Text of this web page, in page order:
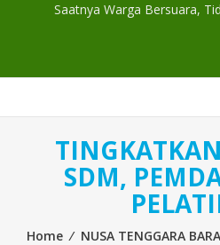
Saatnya Warga Bersuara,
SDM,
Home ⁄ NUSA TENGGARA